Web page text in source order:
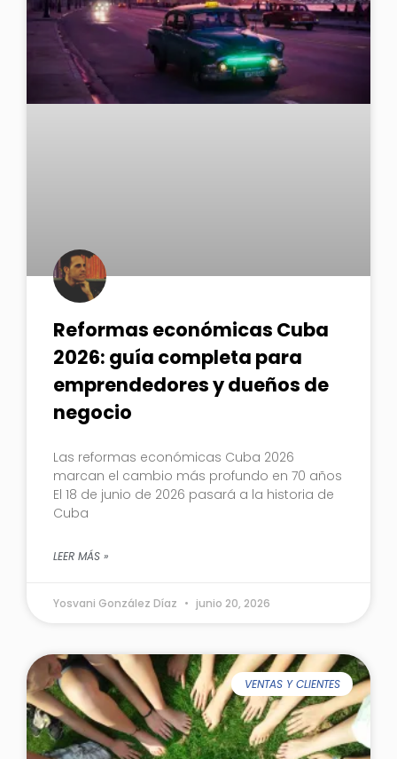
Reformas económicas Cuba
2026: guía completa para
emprendedores y dueños de
negocio
Las reformas económicas Cuba 2026
marcan el cambio más profundo en 70 años
El 18 de junio de 2026 pasará a la historia de
Cuba
LEER MÁS »
Yosvani González Díaz junio 20, 2026
VENTAS Y CLIENTES